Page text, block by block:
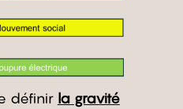
définir la gravité